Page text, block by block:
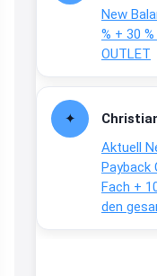
New
% + 30
OUTLET
Aktuell
Payback
Fach +
den
Joachim
Gratis
Ration
↩
Joachim